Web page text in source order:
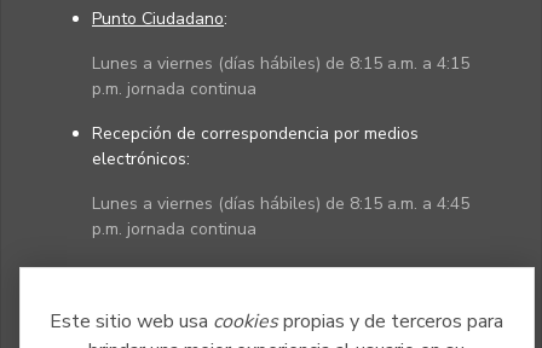
Este sitio web usa cookiespropias y de terceros para
Punto Ciudadano:
Lunes a viernes (días hábiles) de 8:15 a.m. a 4:15
p.m. jornada continua
Recepción de correspondencia por medios
electrónicos:
Lunes a viernes (días hábiles) de 8:15 a.m. a 4:45
p.m. jornada continua